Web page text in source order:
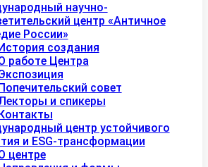
научно-
центр «Античное
России»
История создания
работе Центра
Попечительский совет
и спикеры
Контакты
центр устойчивого
и ESG-трансформации
центре